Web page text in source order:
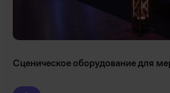
Сценическое оборудование для